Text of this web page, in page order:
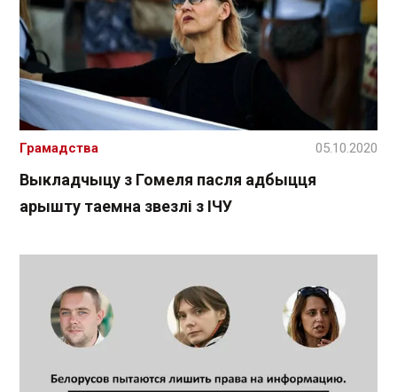
Выкладчыцу з Гомеля пасля адбыцця
арышту таемна звезлі з ІЧУ
Грамадства 05.10.2020